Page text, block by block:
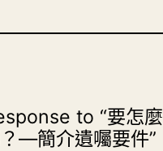
to “要怎麼
—簡介遺囑要件”